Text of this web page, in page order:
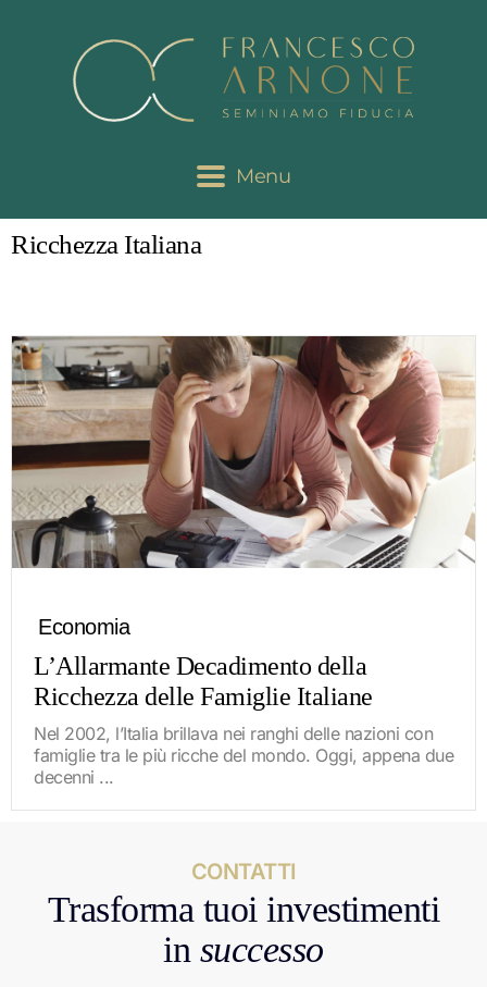
Menu
Ricchezza Italiana
Economia
L’Allarmante Decadimento della
Ricchezza delle Famiglie Italiane
Nel 2002, l’Italia brillava nei ranghi delle nazioni con
famiglie tra le più ricche del mondo. Oggi, appena due
decenni ...
CONTATTI
Trasforma tuoi investimenti
in successo